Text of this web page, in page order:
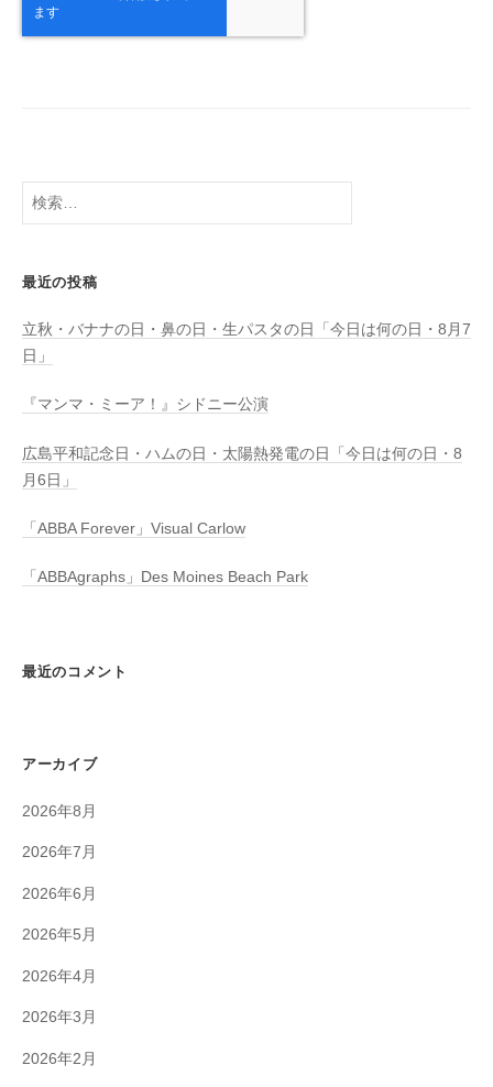
検
最近の投稿
立秋・バナナの日・鼻の日・生パスタの日「今日は何の日・8月7
日」
『マンマ・ミーア！』シドニー公演
広島平和記念日・ハムの日・太陽熱発電の日「今日は何の日・8
月6日」
「ABBA Forever」Visual Carlow
「ABBAgraphs」Des Moines Beach Park
最近のコメント
アーカイブ
2026年8月
2026年7月
2026年6月
2026年5月
2026年4月
2026年3月
2026年2月